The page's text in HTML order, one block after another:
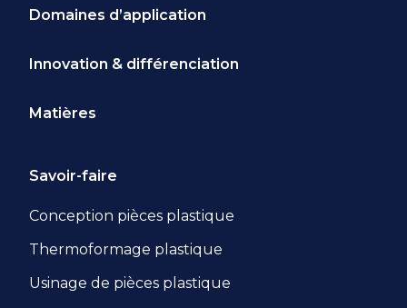
Domaines d’application
Innovation & différenciation
Matières
Savoir-faire
Conception pièces plastique
Thermoformage plastique
Usinage de pièces plastique